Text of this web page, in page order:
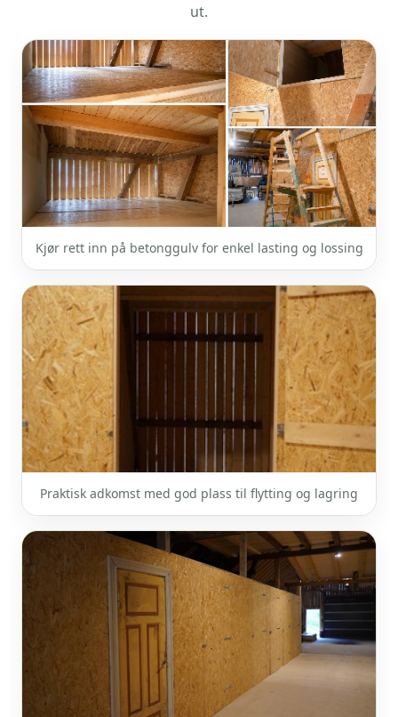
ut.
Kjør rett inn på betonggulv for enkel lasting og lossing
Praktisk adkomst med god plass til flytting og lagring